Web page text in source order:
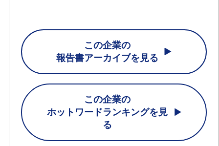
この企業の
報告書アーカイブを見る
この企業の
ホットワードランキングを見
る